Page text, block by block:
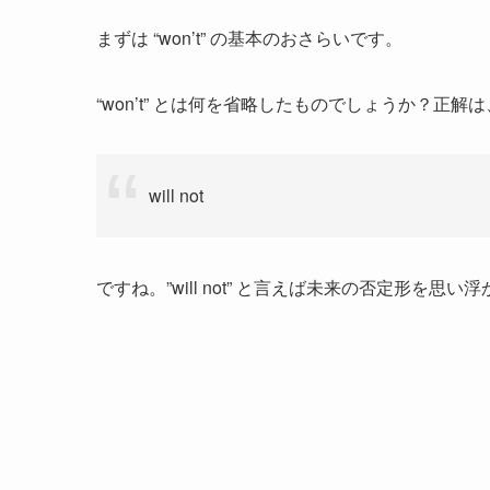
まずは “won’t” の基本のおさらいです。
“won’t” とは何を省略したものでしょうか？正解は、
will not
ですね。”will not” と言えば未来の否定形を思い浮